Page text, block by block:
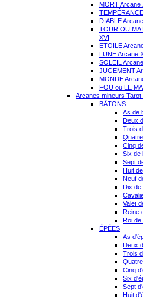
MORT Arcane
DIABLE
TOUR OU
XVI
ETOILE
LUNE Arcane
SOLEIL
JUGEMENT
MONDE
FOU ou LE
Arcanes mineurs Tarot
BÂTONS
As de
Deux
Trois
Cinq
Six de
Sept
Huit
Neuf
Dix de
Valet
Reine
Roi de
ÉPÉES
As
Deux
Trois
Cinq
Six
Sept
Huit